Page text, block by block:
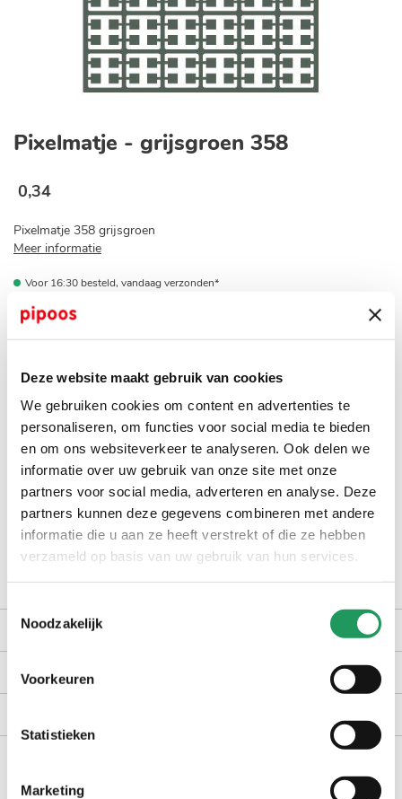
Deze website maakt gebruik van cookies
We gebruiken cookies om content en advertenties te
personaliseren, om functies voor social media te bieden
en om ons websiteverkeer te analyseren. Ook delen we
informatie over uw gebruik van onze site met onze
partners voor social media, adverteren en analyse. Deze
partners kunnen deze gegevens combineren met andere
informatie die u aan ze heeft verstrekt of die ze hebben
verzameld op basis van uw gebruik van hun services.
Noodzakelijk
Voorkeuren
Statistieken
Marketing
het
de
gallerij
Pixelmatje - grijsgroen 358
0,34
Pixelmatje 358 grijsgroen
Meer informatie
Voor 16:30 besteld, vandaag verzonden*
Op voorraad bij jouw pipoos winkel?
check winkelvoorraad
op werkdagen voor 16:30 uur besteld, dezelfde dag verzonden
gratis bezorging vanaf €40,-
achteraf betalen met Billink
productomschrijving
kenmerken